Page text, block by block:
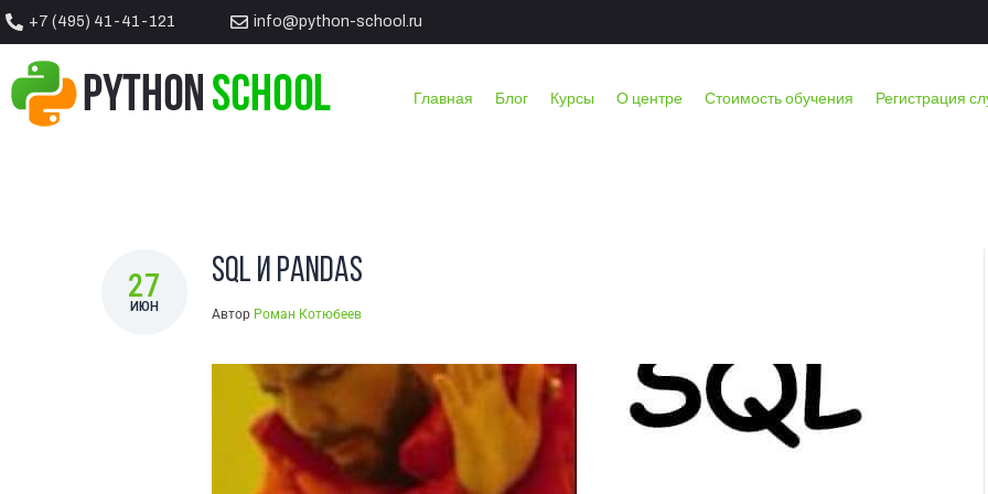
+7 (495) 41-41-121 info@python-school.ru
Главная Блог Курсы О центре Стоимость обучения Регистрация
27
ИЮН
SQL и Pandas
Автор Роман Котюбеев